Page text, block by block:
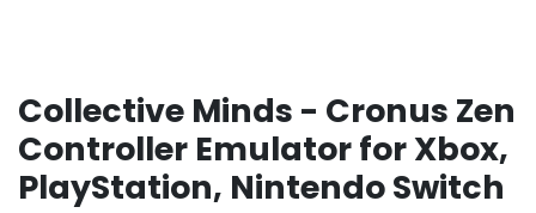
Collective Minds - Cronus Zen
Controller Emulator for Xbox,
PlayStation, Nintendo Switch